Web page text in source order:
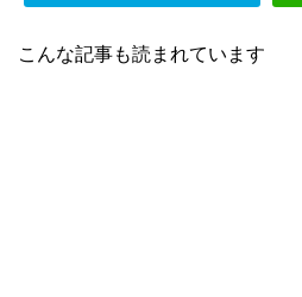
こんな記事も読まれています